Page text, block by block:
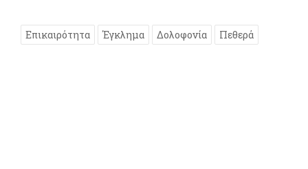
Επικαιρότητα Έγκλημα Δολοφονία Πεθερά